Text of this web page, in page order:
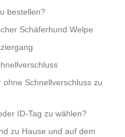
bestellen?
Schäferhund Welpe
Schnellverschluss zu
ID-Tag zu wählen?
zu Hause und auf dem